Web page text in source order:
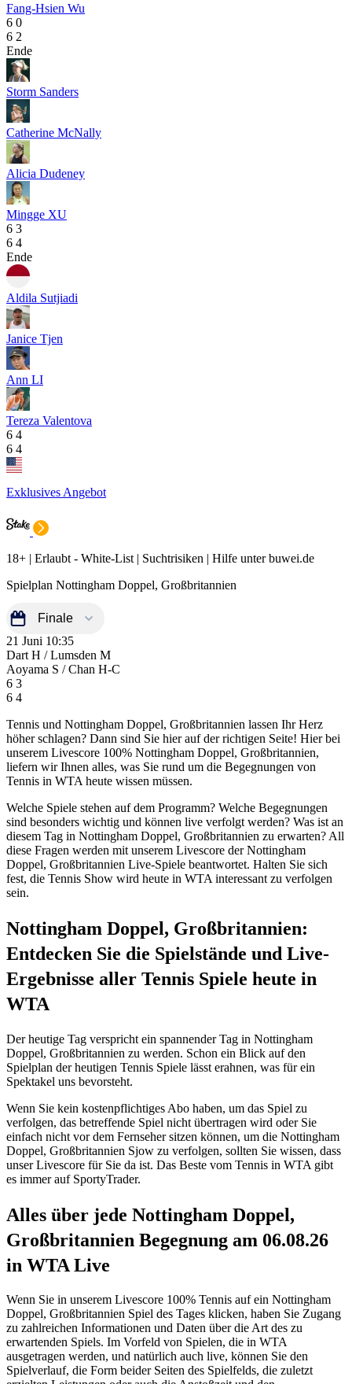
Fang-Hsien Wu
6 0
6 2
Ende
Storm Sanders
Catherine McNally
Alicia Dudeney
Mingge XU
6 3
6 4
Ende
Aldila Sutjiadi
Janice Tjen
Ann LI
Tereza Valentova
6 4
6 4
Exklusives Angebot
18+ | Erlaubt - White-List | Suchtrisiken | Hilfe unter buwei.de
Spielplan Nottingham Doppel, Großbritannien
21 Juni 10:35
Dart H / Lumsden M
Aoyama S / Chan H-C
6 3
6 4
Tennis und Nottingham Doppel, Großbritannien lassen Ihr Herz
höher schlagen? Dann sind Sie hier auf der richtigen Seite! Hier bei
unserem Livescore 100% Nottingham Doppel, Großbritannien,
liefern wir Ihnen alles, was Sie rund um die Begegnungen von
Tennis in WTA heute wissen müssen.
Welche Spiele stehen auf dem Programm? Welche Begegnungen
sind besonders wichtig und können live verfolgt werden? Was ist an
diesem Tag in Nottingham Doppel, Großbritannien zu erwarten? All
diese Fragen werden mit unserem Livescore der Nottingham
Doppel, Großbritannien Live-Spiele beantwortet. Halten Sie sich
fest, die Tennis Show wird heute in WTA interessant zu verfolgen
sein.
Nottingham Doppel, Großbritannien:
Entdecken Sie die Spielstände und Live-
Ergebnisse aller Tennis Spiele heute in
WTA
Der heutige Tag verspricht ein spannender Tag in Nottingham
Doppel, Großbritannien zu werden. Schon ein Blick auf den
Spielplan der heutigen Tennis Spiele lässt erahnen, was für ein
Spektakel uns bevorsteht.
Wenn Sie kein kostenpflichtiges Abo haben, um das Spiel zu
verfolgen, das betreffende Spiel nicht übertragen wird oder Sie
einfach nicht vor dem Fernseher sitzen können, um die Nottingham
Doppel, Großbritannien Sjow zu verfolgen, sollten Sie wissen, dass
unser Livescore für Sie da ist. Das Beste vom Tennis in WTA gibt
es immer auf SportyTrader.
Alles über jede Nottingham Doppel,
Großbritannien Begegnung am 06.08.26
in WTA Live
Wenn Sie in unserem Livescore 100% Tennis auf ein Nottingham
Doppel, Großbritannien Spiel des Tages klicken, haben Sie Zugang
zu zahlreichen Informationen und Daten über die Art des zu
erwartenden Spiels. Im Vorfeld von Spielen, die in WTA
ausgetragen werden, und natürlich auch live, können Sie den
Spielverlauf, die Form beider Seiten des Spielfelds, die zuletzt